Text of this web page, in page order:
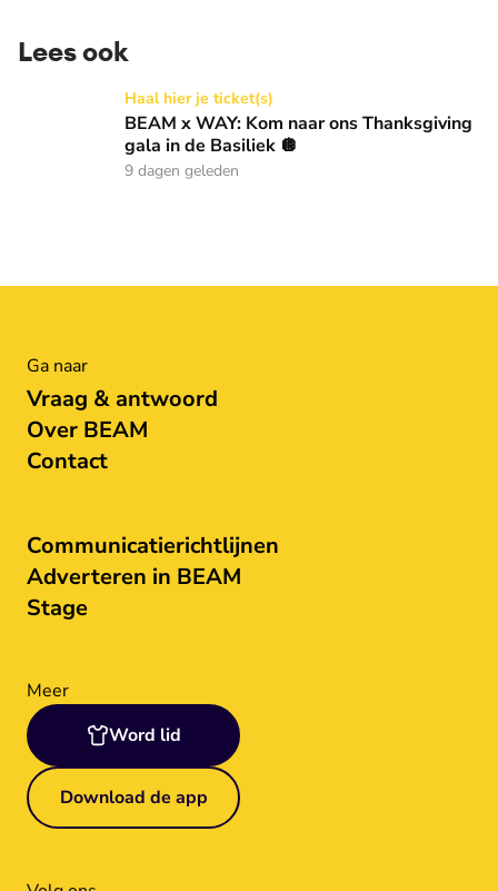
Lees ook
BEAM x WAY: Kom naar ons Thanksgiving gala in de
Haal hier je ticket(s)
BEAM x WAY: Kom naar ons Thanksgiving
gala in de Basiliek 🪩
9 dagen geleden
Ga naar
Vraag & antwoord
Over BEAM
Contact
Communicatierichtlijnen
Adverteren in BEAM
Stage
Meer
Word lid
Download de app